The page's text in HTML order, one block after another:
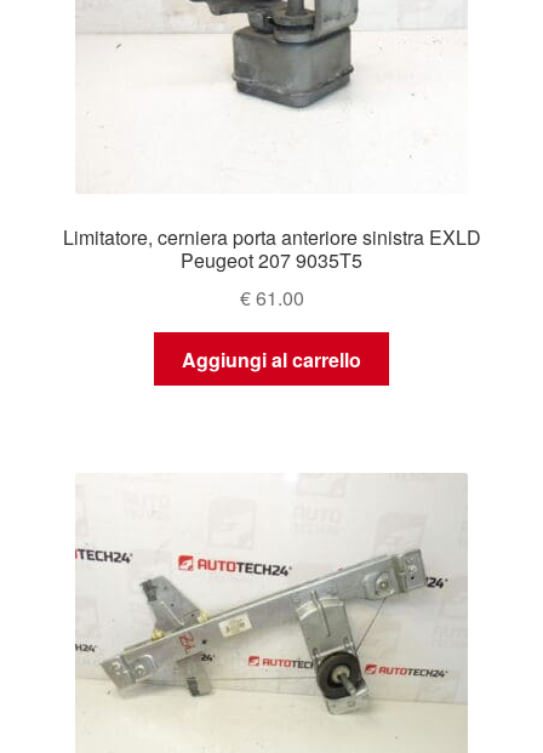
Limitatore, cerniera porta anteriore sinistra EXLD
Peugeot 207 9035T5
€61.00
Aggiungi al carrello